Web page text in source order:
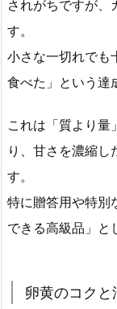
されがちですが、
す。
小さな一切れでも
食べた」という達
これは「質より量
り、甘さを濃縮し
す。
特に贈答用や特別
できる高級品」と
卵黄のコクと